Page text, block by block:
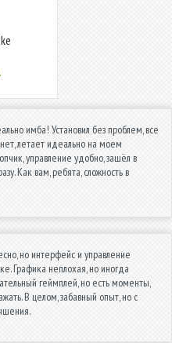
имба! Установил без проблем, все
летает идеально на моем
управление удобно, зашёл в
Как вам, ребята, сложность в
но интерфейс и управление
Графика неплохая, но иногда
геймплей, но есть моменты,
В целом, забавный опыт, но с